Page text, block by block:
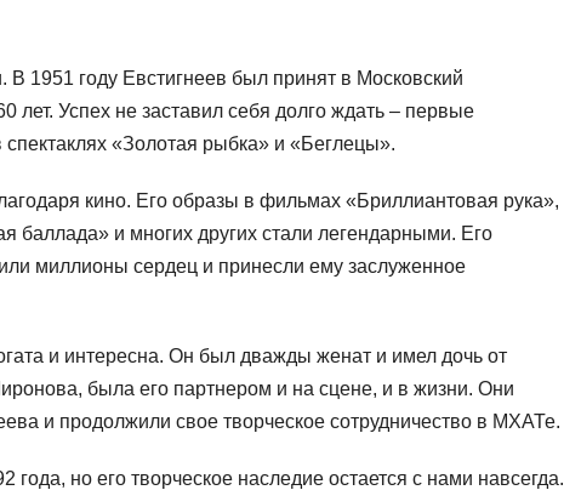
1951 году Евстигнеев был принят в Московский
лет. Успех не заставил себя долго ждать – первые
«Золотая рыбка» и «Беглецы».
кино. Его образы в фильмах «Бриллиантовая рука»,
баллада» и многих других стали легендарными. Его
миллионы сердец и принесли ему заслуженное
и интересна. Он был дважды женат и имел дочь от
была его партнером и на сцене, и в жизни. Они
и продолжили свое творческое сотрудничество в МХАТе.
но его творческое наследие остается с нами навсегда.